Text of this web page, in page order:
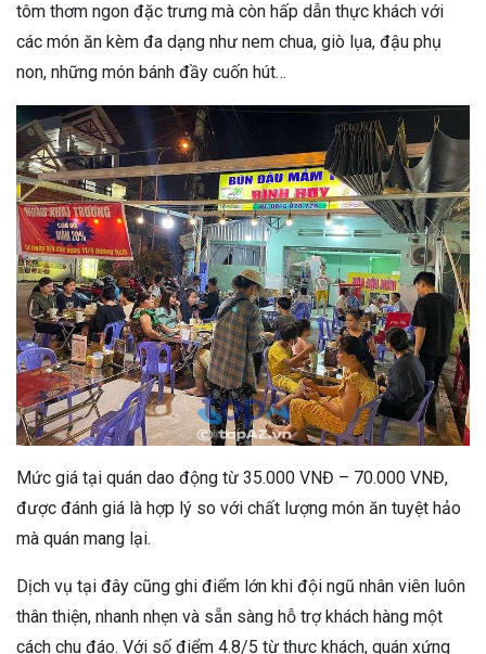
tôm thơm ngon đặc trưng mà còn hấp dẫn thực khách với
các món ăn kèm đa dạng như nem chua, giò lụa, đậu phụ
non, những món bánh đầy cuốn hút…
Mức giá tại quán dao động từ 35.000 VNĐ – 70.000 VNĐ,
được đánh giá là hợp lý so với chất lượng món ăn tuyệt hảo
mà quán mang lại.
Dịch vụ tại đây cũng ghi điểm lớn khi đội ngũ nhân viên luôn
thân thiện, nhanh nhẹn và sẵn sàng hỗ trợ khách hàng một
cách chu đáo. Với số điểm 4.8/5 từ thực khách, quán xứng